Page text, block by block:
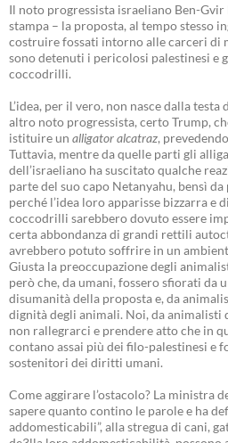
Il noto progressista israeliano Ben-
stampa – la proposta, al tempo stesso
costruire fossati intorno alle carceri di
sono detenuti i pericolosi palestinesi e
coccodrilli.
L’idea, per il vero, non nasce dalla
altro noto progressista, certo Trump,
istituire un alligator alcatraz,
Tuttavia, mentre da quelle parti gli
dell’israeliano ha suscitato qualche
parte del suo capo Netanyahu, bensì
perché l’idea loro apparisse bizzarra e
coccodrilli sarebbero dovuto essere
certa abbondanza di grandi rettili
avrebbero potuto soffrire in un
Giusta la preoccupazione degli
però che, da umani, fossero sfiorati da
disumanità della proposta e, da
dignità degli animali. Noi, da animalisti
non rallegrarci e prendere atto che in
contano assai più dei filo-palestinesi e
sostenitori dei diritti umani.
Come aggirare l’ostacolo? La ministra
sapere quanto contino le parole e ha
addomesticabili”, alla stregua di cani,